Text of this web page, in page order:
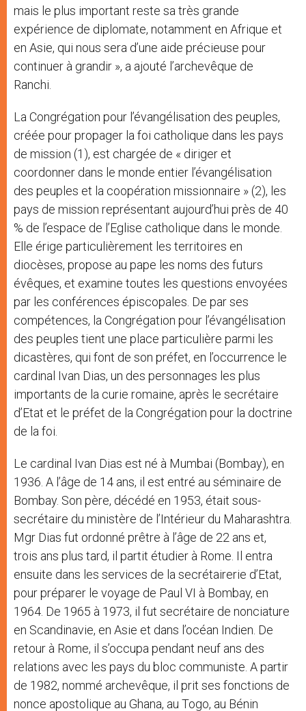
mais le plus important reste sa très grande
expérience de diplomate, notamment en Afrique et
en Asie, qui nous sera d’une aide précieuse pour
continuer à grandir », a ajouté l’archevêque de
Ranchi.
La Congrégation pour l’évangélisation des peuples,
créée pour propager la foi catholique dans les pays
de mission (1), est chargée de « diriger et
coordonner dans le monde entier l’évangélisation
des peuples et la coopération missionnaire » (2), les
pays de mission représentant aujourd’hui près de 40
% de l’espace de l’Eglise catholique dans le monde.
Elle érige particulièrement les territoires en
diocèses, propose au pape les noms des futurs
évêques, et examine toutes les questions envoyées
par les conférences épiscopales. De par ses
compétences, la Congrégation pour l’évangélisation
des peuples tient une place particulière parmi les
dicastères, qui font de son préfet, en l’occurrence le
cardinal Ivan Dias, un des personnages les plus
importants de la curie romaine, après le secrétaire
d’Etat et le préfet de la Congrégation pour la doctrine
de la foi.
Le cardinal Ivan Dias est né à Mumbai (Bombay), en
1936. A l’âge de 14 ans, il est entré au séminaire de
Bombay. Son père, décédé en 1953, était sous-
secrétaire du ministère de l’Intérieur du Maharashtra.
Mgr Dias fut ordonné prêtre à l’âge de 22 ans et,
trois ans plus tard, il partit étudier à Rome. Il entra
ensuite dans les services de la secrétairerie d’Etat,
pour préparer le voyage de Paul VI à Bombay, en
1964. De 1965 à 1973, il fut secrétaire de nonciature
en Scandinavie, en Asie et dans l’océan Indien. De
retour à Rome, il s’occupa pendant neuf ans des
relations avec les pays du bloc communiste. A partir
de 1982, nommé archevêque, il prit ses fonctions de
nonce apostolique au Ghana, au Togo, au Bénin